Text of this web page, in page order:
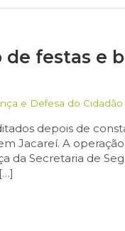
festas e
e Defesa do Cidadão
depois de
Jacareí. A
da Secretaria de